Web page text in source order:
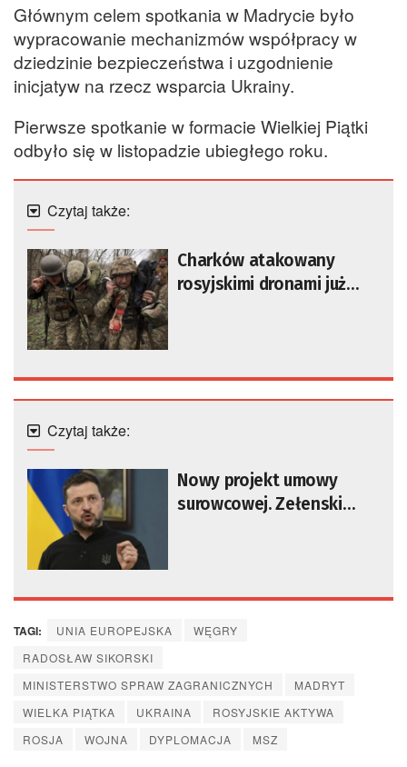
Głównym celem spotkania w Madrycie było
wypracowanie mechanizmów współpracy w
dziedzinie bezpieczeństwa i uzgodnienie
inicjatyw na rzecz wsparcia Ukrainy.
Pierwsze spotkanie w formacie Wielkiej Piątki
odbyło się w listopadzie ubiegłego roku.
Czytaj także:
Charków atakowany
rosyjskimi dronami już
Czytaj także:
Nowy projekt umowy
surowcowej. Zełenski
TAGI: UNIA EUROPEJSKA
WĘGRY
RADOSŁAW SIKORSKI
MINISTERSTWO SPRAW ZAGRANICZNYCH
MADRYT
WIELKA PIĄTKA
UKRAINA
ROSYJSKIE AKTYWA
ROSJA
WOJNA DYPLOMACJA MSZ